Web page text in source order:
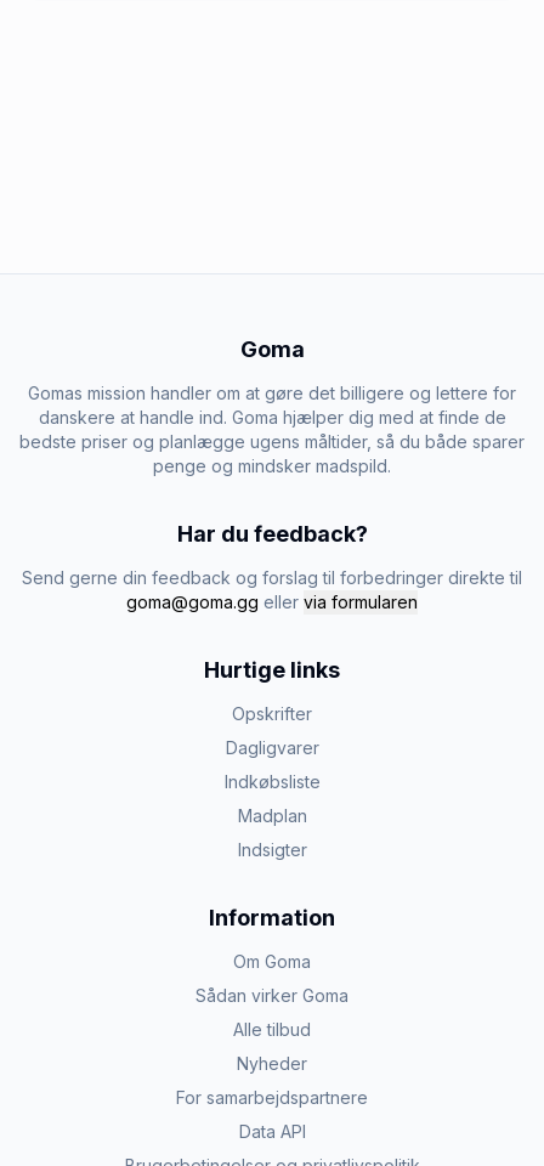
Goma
Gomas mission handler om at gøre det billigere og lettere for
danskere at handle ind. Goma hjælper dig med at finde de
bedste priser og planlægge ugens måltider, så du både sparer
penge og mindsker madspild.
Har du feedback?
Send gerne din feedback og forslag til forbedringer direkte til
goma@goma.gg eller via formularen
Hurtige links
Opskrifter
Dagligvarer
Indkøbsliste
Madplan
Indsigter
Information
Om Goma
Sådan virker Goma
Alle tilbud
Nyheder
For samarbejdspartnere
Data API